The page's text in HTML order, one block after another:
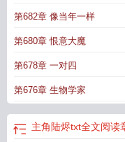
第682章 像当年一样
第680章 恨意大魔
第678章 一对四
第676章 生物学家
主角陆烬txt全文阅读